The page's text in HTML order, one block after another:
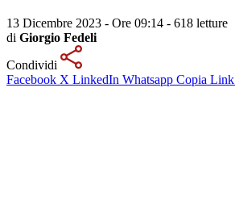
13 Dicembre 2023 - Ore 09:14 - 618 letture
di Giorgio Fedeli
Condividi
Facebook X LinkedIn Whatsapp Copia Link